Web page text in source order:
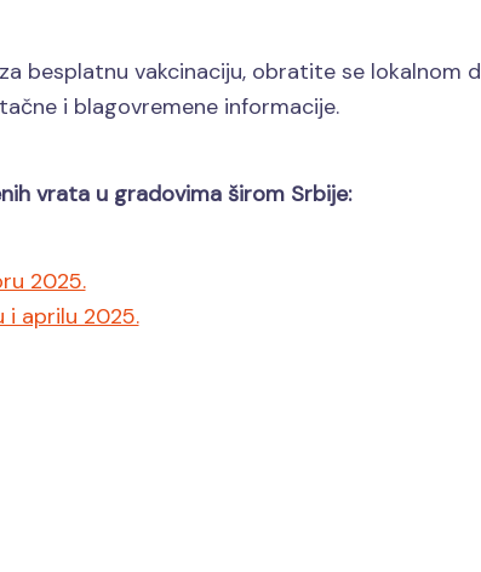
besplatnu vakcinaciju, obratite se lokalnom
i blagovremene informacije.
vrata u gradovima širom Srbije:
2025.
aprilu 2025.